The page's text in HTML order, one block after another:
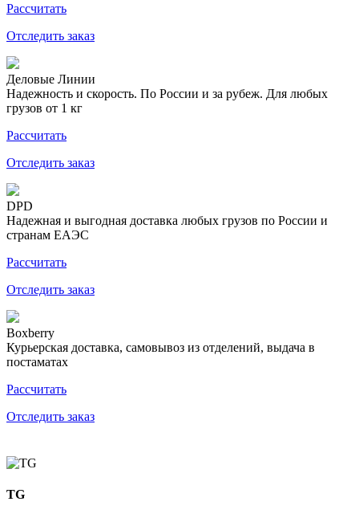
Рассчитать
Отследить заказ
Деловые Линии
Надежность и скорость. По России и за рубеж. Для любых
грузов от 1 кг
Рассчитать
Отследить заказ
DPD
Надежная и выгодная доставка любых грузов по России и
странам ЕАЭС
Рассчитать
Отследить заказ
Boxberry
Курьерская доставка, самовывоз из отделений, выдача в
постаматах
Рассчитать
Отследить заказ
TG